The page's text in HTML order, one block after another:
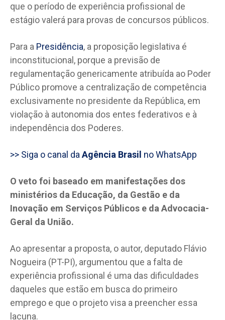
que o período de experiência profissional de
estágio valerá para provas de concursos públicos.
Para a Presidência, a proposição legislativa é
inconstitucional, porque a previsão de
regulamentação genericamente atribuída ao Poder
Público promove a centralização de competência
exclusivamente no presidente da República, em
violação à autonomia dos entes federativos e à
independência dos Poderes.
>> Siga o canal da Agência Brasil no WhatsApp
O veto foi baseado em manifestações dos
ministérios da Educação, da Gestão e da
Inovação em Serviços Públicos e da Advocacia-
Geral da União.
Ao apresentar a proposta, o autor, deputado Flávio
Nogueira (PT-PI), argumentou que a falta de
experiência profissional é uma das dificuldades
daqueles que estão em busca do primeiro
emprego e que o projeto visa a preencher essa
lacuna.